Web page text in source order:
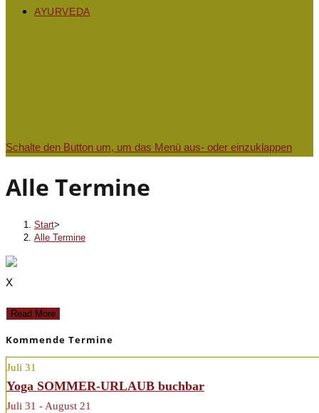
AYURVEDA
Schalte den Button um, um das Menü aus- oder einzuklappen
Alle Termine
Start>
Alle Termine
X
Read More
Kommende Termine
Juli 31
Yoga SOMMER-URLAUB buchbar
Juli 31 - August 21